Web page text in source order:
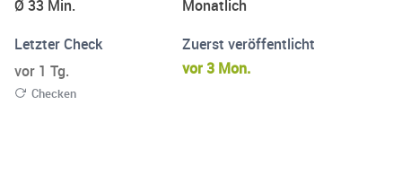
Ø 33 Min.
Monatlich
Letzter Check
vor 1 Tg.
Checken
Zuerst veröffentlicht
vor 3 Mon.